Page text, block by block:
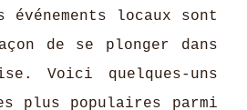
locaux sont
de se plonger dans
Voici quelques-uns
plus populaires parmi